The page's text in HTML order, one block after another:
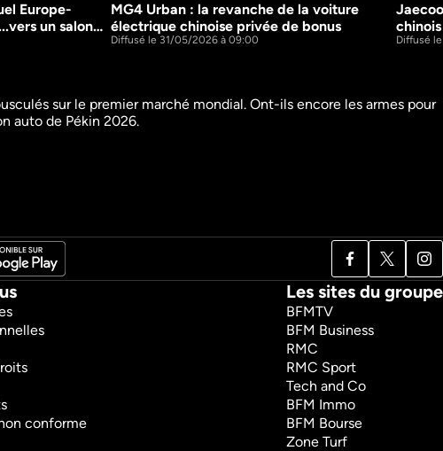
15m
Europe-
un salon
MG4 Urban : la revanche de la voiture
électrique chinoise privée de bonus
Diffusé le 31/05/2026 à 09:00 Diffusé
sur le premier marché mondial. Ont-ils encore les armes pour
auto de Pékin 2026.
conforme
Les sites du groupe
BFMTV
BFM Business
RMC
RMC Sport
Tech and Co
BFM Immo
BFM Bourse
Zone Turf